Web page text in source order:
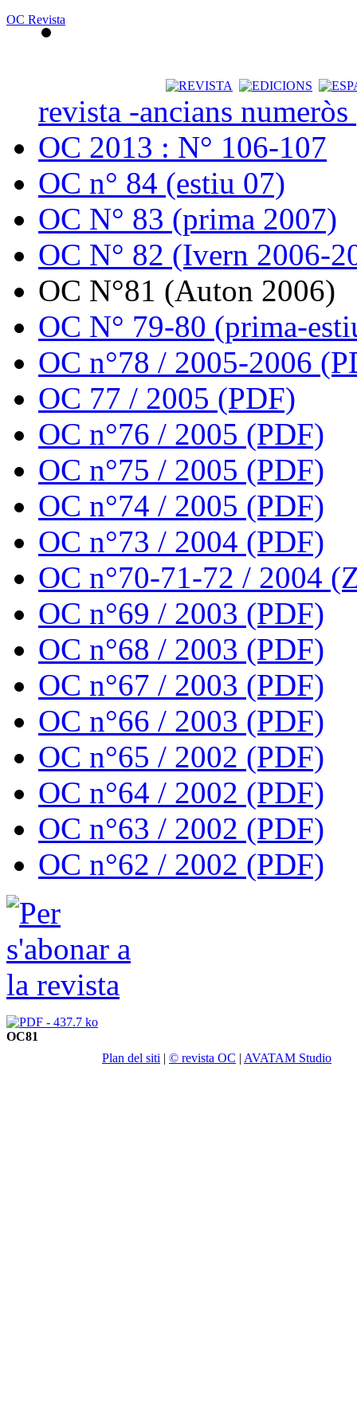
OC Revista
revista -ancians
OC 2013 : N° 106-107
OC n° 84 (estiu 07)
OC N° 83 (prima 2007)
OC N° 82 (Ivern 2006-
OC N°81 (Auton 2006)
OC N° 79-80 (prima-
OC n°78 / 2005-2006
OC 77 / 2005 (PDF)
OC n°76 / 2005 (PDF)
OC n°75 / 2005 (PDF)
OC n°74 / 2005 (PDF)
OC n°73 / 2004 (PDF)
OC n°70-71-72 / 2004
OC n°69 / 2003 (PDF)
OC n°68 / 2003 (PDF)
OC n°67 / 2003 (PDF)
OC n°66 / 2003 (PDF)
OC n°65 / 2002 (PDF)
OC n°64 / 2002 (PDF)
OC n°63 / 2002 (PDF)
OC n°62 / 2002 (PDF)
OC81
Plan del siti | © revista OC | AVATAM Studio